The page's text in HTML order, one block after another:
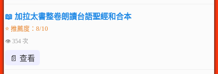
📖 加拉太書整卷朗讀台語聖經和合本
⭐ 推薦度：8/10
👁 354 次
📄 查看